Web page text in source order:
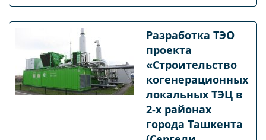
Разработка ТЭО
проекта
«Строительство
когенерационных
локальных ТЭЦ в
2-х районах
города Ташкента